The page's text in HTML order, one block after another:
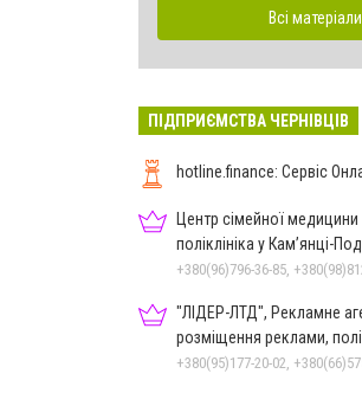
Всі
ПІДПРИЄМСТВА ЧЕРНІВЦІВ
hotline.finance: Сервіс
Центр сімейної медицини
поліклініка у Кам’янці-
"ЛІДЕР-ЛТД", Рекламне
розміщення реклами,
реклама
+380(95)177-20-02,